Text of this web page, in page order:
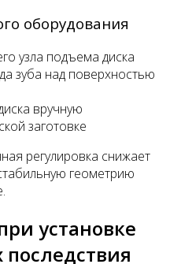
оборудования
узла подъема диска
зуба над поверхностью
вручную
заготовке
регулировка снижает
геометрию
установке